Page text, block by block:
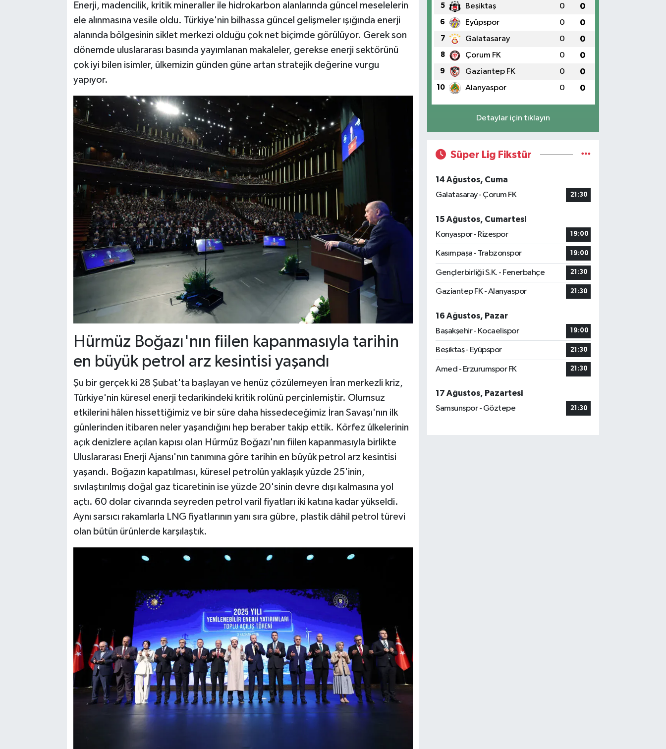
Enerji, madencilik, kritik mineraller ile hidrokarbon alanlarında güncel meselelerin
ele alınmasına vesile oldu. Türkiye'nin bilhassa güncel gelişmeler ışığında enerji
alanında bölgesinin siklet merkezi olduğu çok net biçimde görülüyor. Gerek son
dönemde uluslararası basında yayımlanan makaleler, gerekse enerji sektörünü
çok iyi bilen isimler, ülkemizin günden güne artan stratejik değerine vurgu
yapıyor.
Hürmüz Boğazı'nın fiilen kapanmasıyla tarihin
en büyük petrol arz kesintisi yaşandı
Şu bir gerçek ki 28 Şubat'ta başlayan ve henüz çözülemeyen İran merkezli kriz,
Türkiye'nin küresel enerji tedarikindeki kritik rolünü perçinlemiştir. Olumsuz
etkilerini hâlen hissettiğimiz ve bir süre daha hissedeceğimiz İran Savaşı'nın ilk
günlerinden itibaren neler yaşandığını hep beraber takip ettik. Körfez ülkelerinin
açık denizlere açılan kapısı olan Hürmüz Boğazı'nın fiilen kapanmasıyla birlikte
Uluslararası Enerji Ajansı'nın tanımına göre tarihin en büyük petrol arz kesintisi
yaşandı. Boğazın kapatılması, küresel petrolün yaklaşık yüzde 25'inin,
sıvılaştırılmış doğal gaz ticaretinin ise yüzde 20'sinin devre dışı kalmasına yol
açtı. 60 dolar civarında seyreden petrol varil fiyatları iki katına kadar yükseldi.
Aynı sarsıcı rakamlarla LNG fiyatlarının yanı sıra gübre, plastik dâhil petrol türevi
olan bütün ürünlerde karşılaştık.
5 Beşiktaş 0 0
6 Eyüpspor 0 0
7 Galatasaray 0 0
8 Çorum FK 0 0
9 Gaziantep FK 0 0
10 Alanyaspor 0 0
Detaylar için tıklayın
Süper Lig Fikstür
14 Ağustos, Cuma
Galatasaray - Çorum FK
21:30
15 Ağustos, Cumartesi
Konyaspor - Rizespor
19:00
Kasımpaşa - Trabzonspor 19:00
Gençlerbirliği S.K. - Fenerbahçe 21:30
Gaziantep FK - Alanyaspor 21:30
16 Ağustos, Pazar
Başakşehir - Kocaelispor
19:00
Beşiktaş - Eyüpspor 21:30
Amed - Erzurumspor FK 21:30
17 Ağustos, Pazartesi
Samsunspor - Göztepe
21:30